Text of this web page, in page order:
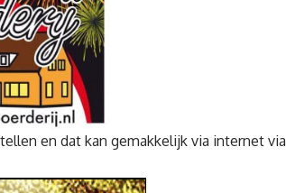
en dat kan gemakkelijk via internet via